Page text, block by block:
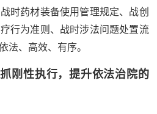
时药材装备使用管理规定、战创
行为准则、战时涉法问题处置流
法、高效、有序。
刚性执行，提升依法治院的